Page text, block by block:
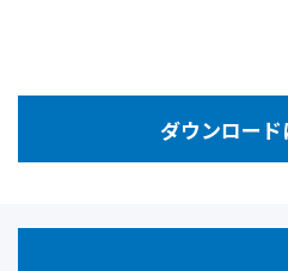
ダウンロード